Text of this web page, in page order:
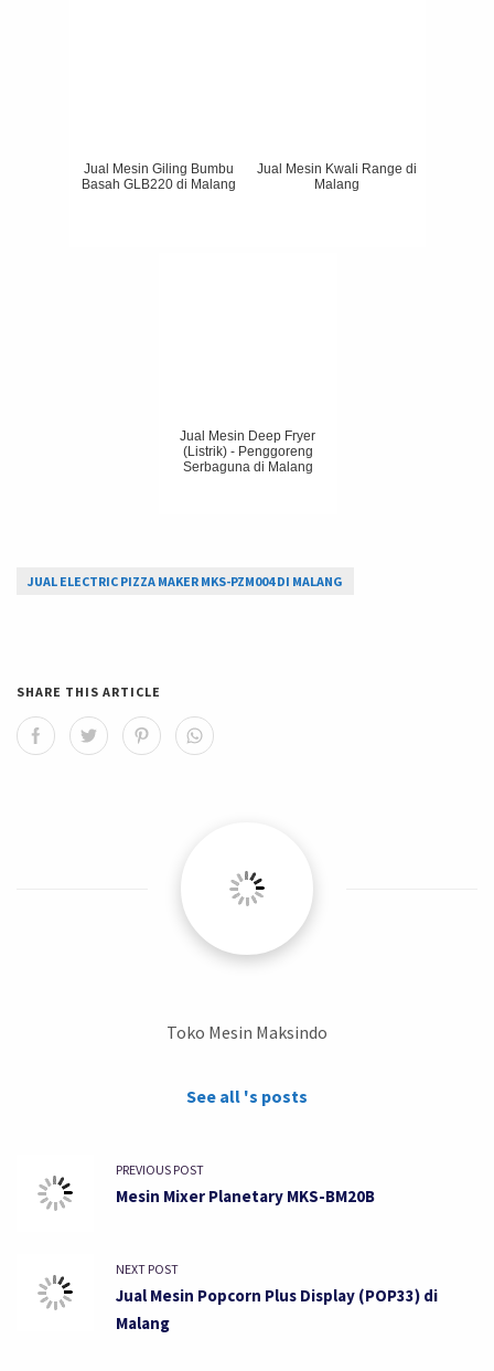
Jual Mesin Giling Bumbu
Basah GLB220 di Malang
Jual Mesin Kwali Range di
Malang
Jual Mesin Deep Fryer
(Listrik) - Penggoreng
Serbaguna di Malang
JUAL ELECTRIC PIZZA MAKER MKS-PZM004 DI MALANG
SHARE THIS ARTICLE
Toko Mesin Maksindo
See all 's posts
PREVIOUS POST
Mesin Mixer Planetary MKS-BM20B
NEXT POST
Jual Mesin Popcorn Plus Display (POP33) di
Malang